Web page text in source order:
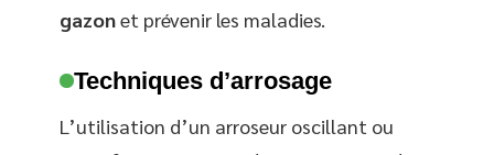
gazonet prévenir les maladies.
Techniques d’arrosage
L’utilisation d’un arroseur oscillant ou